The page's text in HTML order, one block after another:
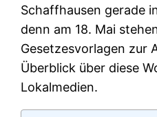
Schaffhausen gerade
denn am 18. Mai
Gesetzesvorlagen zur
Überblick über diese
Lokalmedien.